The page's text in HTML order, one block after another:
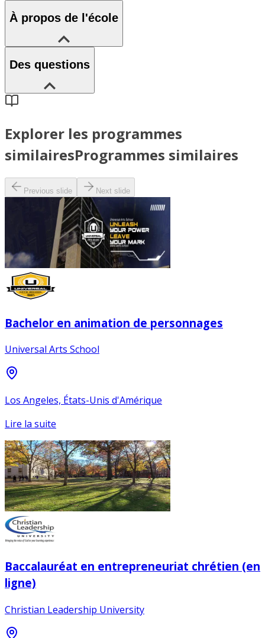
À propos de l'école
Des questions
Explorer les programmes
similairesProgrammes similaires
Previous slide Next slide
Bachelor en animation de personnages
Universal Arts School
Los Angeles, États-Unis d'Amérique
Lire la suite
Baccalauréat en entrepreneuriat chrétien (en
ligne)
Christian Leadership University